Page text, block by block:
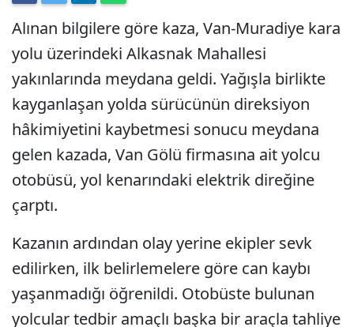
Alınan bilgilere göre kaza, Van-Muradiye kara
yolu üzerindeki Alkasnak Mahallesi
yakınlarında meydana geldi. Yağışla birlikte
kayganlaşan yolda sürücünün direksiyon
hâkimiyetini kaybetmesi sonucu meydana
gelen kazada, Van Gölü firmasına ait yolcu
otobüsü, yol kenarındaki elektrik direğine
çarptı.
Kazanın ardından olay yerine ekipler sevk
edilirken, ilk belirlemelere göre can kaybı
yaşanmadığı öğrenildi. Otobüste bulunan
yolcular tedbir amaçlı başka bir araçla tahliye